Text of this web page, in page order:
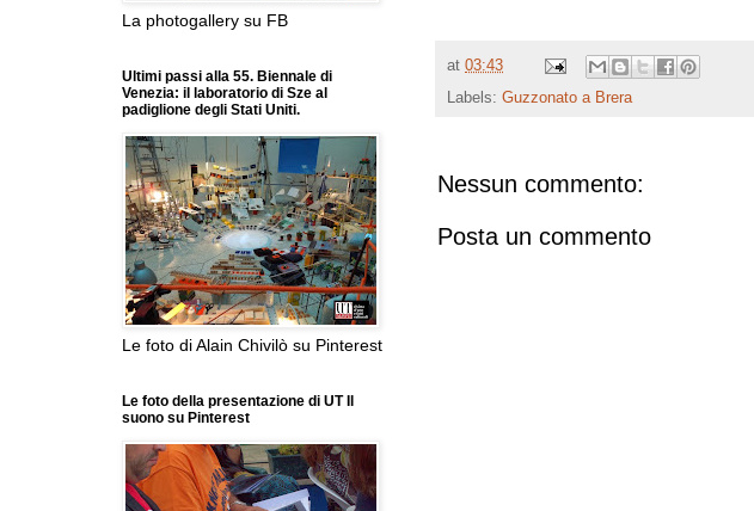
at 03:43
Labels: Guzzonato a Brera
Nessun commento:
Posta un commento
La photogallery su FB
Ultimi passi alla 55. Biennale di
Venezia: il laboratorio di Sze al
padiglione degli Stati Uniti.
Le foto di Alain Chivilò su Pinterest
Le foto della presentazione di UT Il
suono su Pinterest